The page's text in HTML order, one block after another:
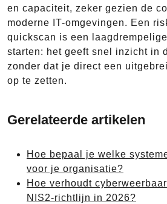
en capaciteit, zeker gezien de
moderne IT-omgevingen. Een
quickscan is een
starten: het geeft snel inzicht in
zonder dat je direct een
op te zetten.
Gerelateerde artikelen
Hoe bepaal je welke
voor je organisatie?
Hoe verhoudt
NIS2-richtlijn in 2026?